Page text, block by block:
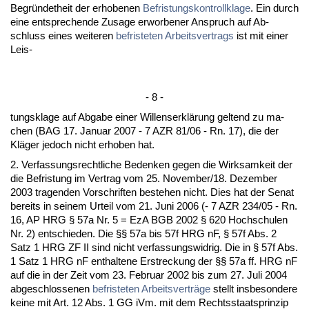
Be­gründet­heit der er­ho­be­nen Be­fris­tungs­kon­troll­kla­ge. Ein durch
ei­ne ent­spre­chen­de Zu­sa­ge er­wor­be­ner An­spruch auf Ab­
schluss ei­nes wei­te­ren be­fris­te­ten Ar­beits­ver­trags ist mit ei­ner
Leis-
- 8 -
tungs­kla­ge auf Ab­ga­be ei­ner Wil­lens­erklärung gel­tend zu ma­
chen (BAG 17. Ja­nu­ar 2007 - 7 AZR 81/06 - Rn. 17), die der
Kläger je­doch nicht er­ho­ben hat.
2. Ver­fas­sungs­recht­li­che Be­den­ken ge­gen die Wirk­sam­keit der
die Be­fris­tung im Ver­trag vom 25. No­vem­ber/18. De­zem­ber
2003 tra­gen­den Vor­schrif­ten be­ste­hen nicht. Dies hat der Se­nat
be­reits in sei­nem Ur­teil vom 21. Ju­ni 2006 (- 7 AZR 234/05 - Rn.
16, AP HRG § 57a Nr. 5 = EzA BGB 2002 § 620 Hoch­schu­len
Nr. 2) ent­schie­den. Die §§ 57a bis 57f HRG nF, § 57f Abs. 2
Satz 1 HRG ZF II sind nicht ver­fas­sungs­wid­rig. Die in § 57f Abs.
1 Satz 1 HRG nF ent­hal­te­ne Er­stre­ckung der §§ 57a ff. HRG nF
auf die in der Zeit vom 23. Fe­bru­ar 2002 bis zum 27. Ju­li 2004
ab­ge­schlos­se­nen be­fris­te­ten Ar­beits­verträge stellt ins­be­son­de­re
kei­ne mit Art. 12 Abs. 1 GG iVm. mit dem Rechts­staats­prin­zip